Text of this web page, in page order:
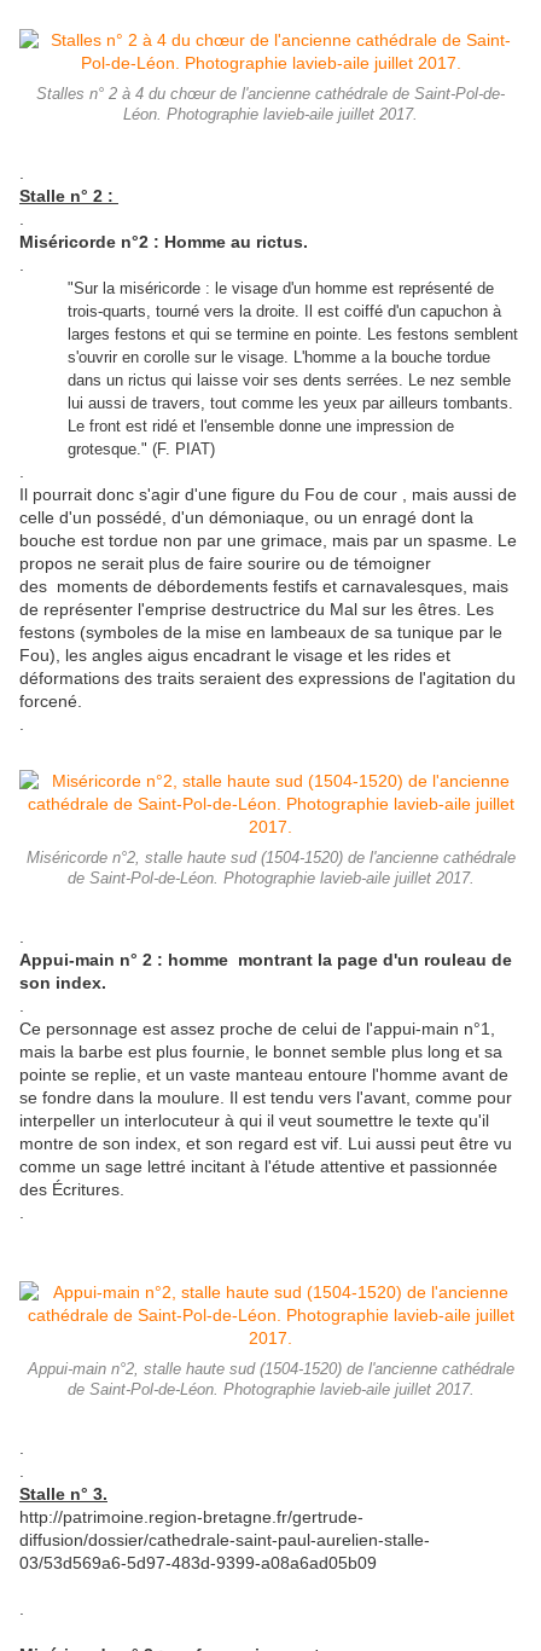
Stalles n° 2 à 4 du chœur de l'ancienne cathédrale de Saint-Pol-de-
Léon. Photographie lavieb-aile juillet 2017.
Stalle n° 2 :
Miséricorde n°2 : Homme au rictus.
"Sur la miséricorde : le visage d'un homme est représenté de
trois-quarts, tourné vers la droite. Il est coiffé d'un capuchon à
larges festons et qui se termine en pointe. Les festons semblent
s'ouvrir en corolle sur le visage. L'homme a la bouche tordue
dans un rictus qui laisse voir ses dents serrées. Le nez semble
lui aussi de travers, tout comme les yeux par ailleurs tombants.
Le front est ridé et l'ensemble donne une impression de
grotesque." (F. PIAT)
Il pourrait donc s'agir d'une figure du Fou de cour , mais aussi de
celle d'un possédé, d'un démoniaque, ou un enragé dont la
bouche est tordue non par une grimace, mais par un spasme. Le
propos ne serait plus de faire sourire ou de témoigner
des moments de débordements festifs et carnavalesques, mais
de représenter l'emprise destructrice du Mal sur les êtres. Les
festons (symboles de la mise en lambeaux de sa tunique par le
Fou), les angles aigus encadrant le visage et les rides et
déformations des traits seraient des expressions de l'agitation du
forcené.
Miséricorde n°2, stalle haute sud (1504-1520) de l'ancienne cathédrale
de Saint-Pol-de-Léon. Photographie lavieb-aile juillet 2017.
Appui-main n° 2 : homme montrant la page d'un rouleau de
son index.
Ce personnage est assez proche de celui de l'appui-main n°1,
mais la barbe est plus fournie, le bonnet semble plus long et sa
pointe se replie, et un vaste manteau entoure l'homme avant de
se fondre dans la moulure. Il est tendu vers l'avant, comme pour
interpeller un interlocuteur à qui il veut soumettre le texte qu'il
montre de son index, et son regard est vif. Lui aussi peut être vu
comme un sage lettré incitant à l'étude attentive et passionnée
des Écritures.
Appui-main n°2, stalle haute sud (1504-1520) de l'ancienne cathédrale
de Saint-Pol-de-Léon. Photographie lavieb-aile juillet 2017.
Stalle n° 3.
http://patrimoine.region-bretagne.fr/gertrude-
diffusion/dossier/cathedrale-saint-paul-aurelien-stalle-
03/53d569a6-5d97-483d-9399-a08a6ad05b09